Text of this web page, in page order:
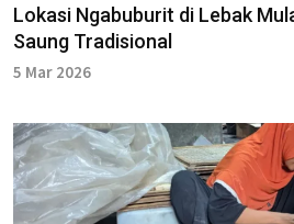
Lokasi Ngabuburit di Lebak
Saung Tradisional
5 Mar 2026